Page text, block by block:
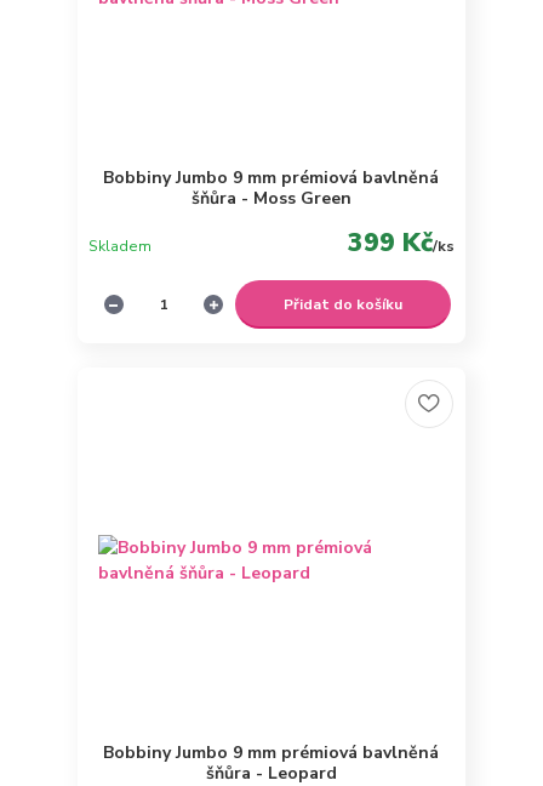
Bobbiny Jumbo 9 mm prémiová bavlněná
šňůra - Moss Green
399 Kč/ks
Skladem
Přidat do košíku
Bobbiny Jumbo 9 mm prémiová bavlněná
šňůra - Leopard